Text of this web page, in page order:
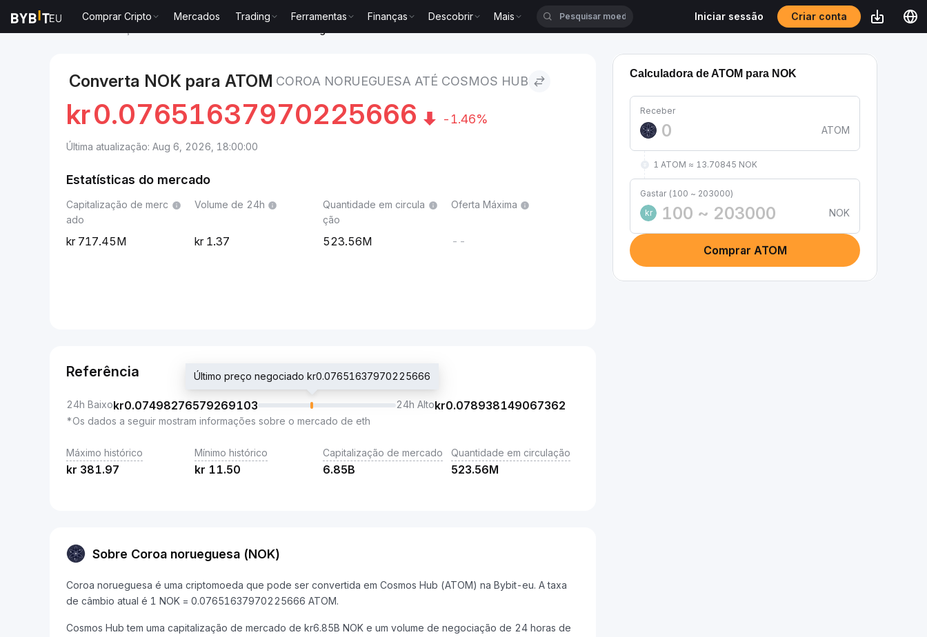
Comprar Cripto Mercados Trading Ferramentas Finanças Descobrir Mais Iniciar sessão Criar conta
Converta NOK para ATOM COROA NORUEGUESA ATÉ COSMOS HUB
kr0.07651637970225666 -1.46%
Última atualização: Aug 6, 2026, 18:00:00
Estatísticas do mercado
Capitalização de merc
ado
717.45M
Volume de 24h
1.37
Quantidade em circula
ção
523.56M
Oferta Máxima
--
Referência
24h Baixokr0.07498276579269103
Último preço negociado kr0.07651637970225666
24h Altokr0.078938149067362
*Os dados a seguir mostram informações sobre o mercado de eth
Máximo histórico
kr 381.97
Mínimo histórico
kr 11.50
Capitalização de mercado
6.85B
Quantidade em circulação
523.56M
Sobre Coroa norueguesa (NOK)
Coroa norueguesa é uma criptomoeda que pode ser convertida em Cosmos Hub (ATOM) na Bybit-eu. A taxa
de câmbio atual é 1 NOK = 0.07651637970225666 ATOM.
Cosmos Hub tem uma capitalização de mercado de kr6.85B NOK e um volume de negociação de 24 horas de
Calculadora de ATOM para NOK
Receber
ATOM
1 ATOM ≈ 13.70845 NOK
Gastar (100 ~ 203000)
kr
NOK
Comprar ATOM